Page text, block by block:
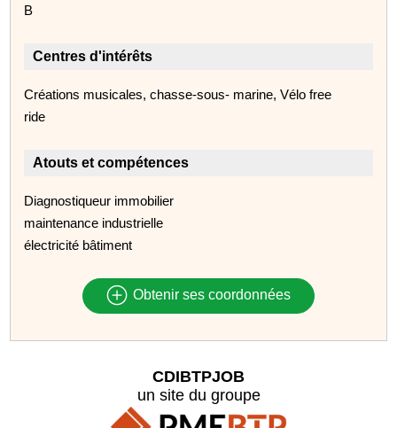
B
Centres d'intérêts
Créations musicales, chasse-sous- marine, Vélo free
ride
Atouts et compétences
Diagnostiqueur immobilier
maintenance industrielle
électricité bâtiment
Obtenir ses coordonnées
CDIBTPJOB
un site du groupe